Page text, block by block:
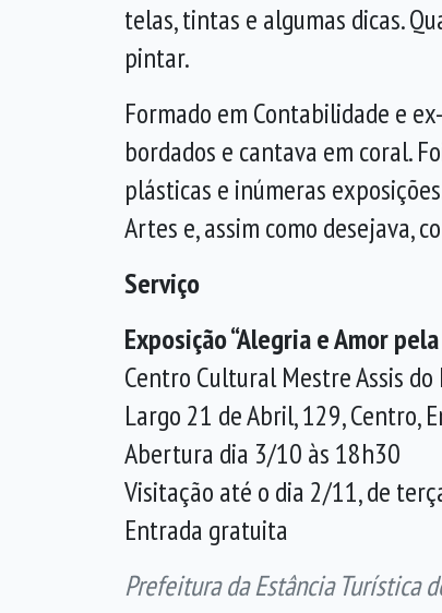
telas, tintas e algumas dicas.
pintar.
Formado em Contabilidade e
bordados e cantava em coral.
plásticas e inúmeras
Artes e, assim como desejava,
Serviço
Exposição “Alegria e Amor
Centro Cultural Mestre Assis do
Largo 21 de Abril, 129, Centro,
Abertura dia 3/10 às 18h30
Visitação até o dia 2/11, de
Entrada gratuita
Prefeitura da Estância Turística